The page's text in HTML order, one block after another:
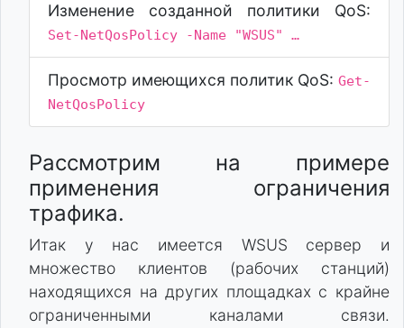
Изменение созданной политики QoS:
Set-NetQosPolicy -Name "WSUS" …
Просмотр имеющихся политик QoS: Get-
NetQosPolicy
Рассмотрим на примере
применения ограничения
трафика.
Итак у нас имеется WSUS сервер и
множество клиентов (рабочих станций)
находящихся на других площадках с крайне
ограниченными каналами связи.